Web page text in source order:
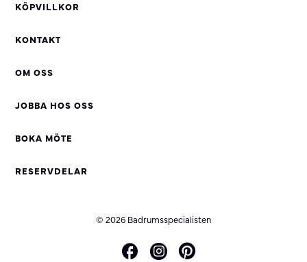
KÖPVILLKOR
KONTAKT
OM OSS
JOBBA HOS OSS
BOKA MÖTE
RESERVDELAR
© 2026 Badrumsspecialisten